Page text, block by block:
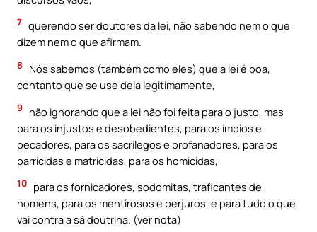
7 querendo ser doutores da lei, não sabendo nem o que
dizem nem o que afirmam.
8
Nós sabemos (também como eles) que a lei é boa,
contanto que se use dela legitimamente,
9
não ignorando que a lei não foi feita para o justo, mas
para os injustos e desobedientes, para os ímpios e
pecadores, para os sacrílegos e profanadores, para os
parricidas e matricidas, para os homicidas,
10 para os fornicadores, sodomitas, traficantes de
homens, para os mentirosos e perjuros, e para tudo o que
vai contra a sã doutrina. (ver nota)